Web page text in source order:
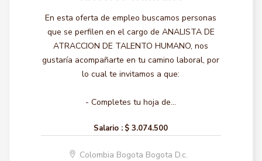
En esta oferta de empleo buscamos personas
que se perfilen en el cargo de ANALISTA DE
ATRACCION DE TALENTO HUMANO, nos
gustaría acompañarte en tu camino laboral, por
lo cual te invitamos a que:
- Completes tu hoja de...
Salario : $ 3.074.500
Colombia Bogota Bogota D.c.